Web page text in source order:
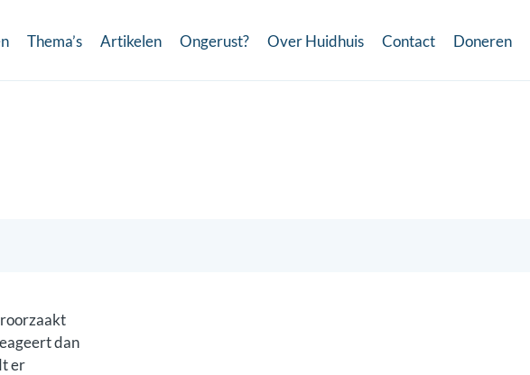
Thema’s Artikelen Ongerust? Over Huidhuis Contact Doneren
dan
er